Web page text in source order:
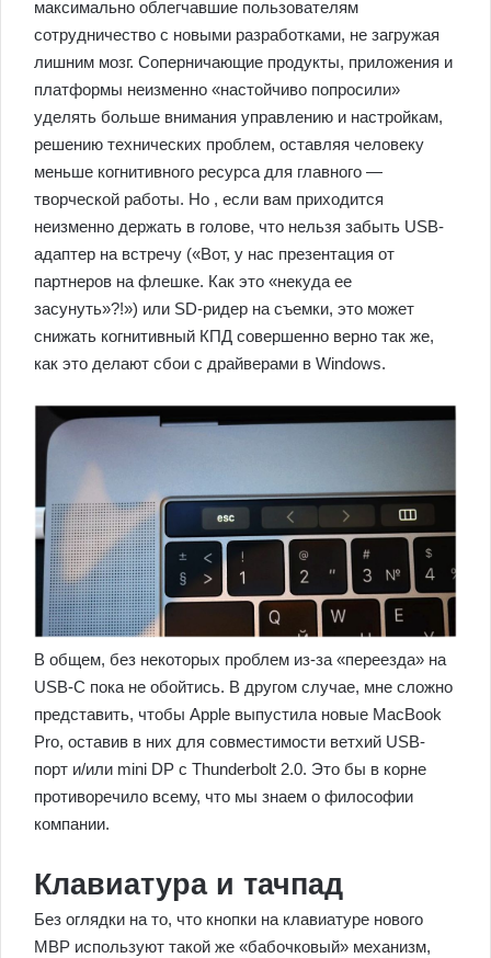
максимально облегчавшие пользователям
сотрудничество с новыми разработками, не загружая
лишним мозг. Соперничающие продукты, приложения и
платформы неизменно «настойчиво попросили»
уделять больше внимания управлению и настройкам,
решению технических проблем, оставляя человеку
меньше когнитивного ресурса для главного —
творческой работы. Но , если вам приходится
неизменно держать в голове, что нельзя забыть USB-
адаптер на встречу («Вот, у нас презентация от
партнеров на флешке. Как это «некуда ее
засунуть»?!») или SD-ридер на съемки, это может
снижать когнитивный КПД совершенно верно так же,
как это делают сбои с драйверами в Windows.
В общем, без некоторых проблем из-за «переезда» на
USB-C пока не обойтись. В другом случае, мне сложно
представить, чтобы Apple выпустила новые MacBook
Pro, оcтавив в них для совместимости ветхий USB-
порт и/или mini DP с Thunderbolt 2.0. Это бы в корне
противоречило всему, что мы знаем о философии
компании.
Клавиатура и тачпад
Без оглядки на то, что кнопки на клавиатуре нового
MBP используют такой же «бабочковый» механизм,